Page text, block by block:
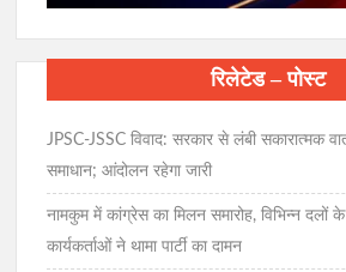
रिलेटेड – पोस्ट
JPSC-JSSC विवाद: सरकार से लंबी सकारात्मक
समाधान; आंदोलन रहेगा जारी
नामकुम में कांग्रेस का मिलन समारोह, विभिन्न दलों
कार्यकर्ताओं ने थामा पार्टी का दामन